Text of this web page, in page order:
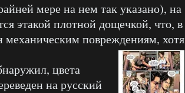
мере на нем так указано), на
этакой плотной дощечкой, что, в
повреждениям, хотя
цвета
на русский